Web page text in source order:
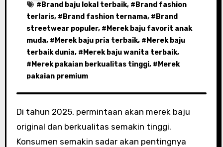
# Brand baju lokal terbaik, # Brand fashion
terlaris, # Brand fashion ternama, # Brand
streetwear populer, # Merek baju favorit anak
muda, # Merek baju pria terbaik, # Merek baju
terbaik dunia, # Merek baju wanita terbaik,
# Merek pakaian berkualitas tinggi, # Merek
pakaian premium
Di tahun 2025, permintaan akan merek baju
original dan berkualitas semakin tinggi.
Konsumen semakin sadar akan pentingnya